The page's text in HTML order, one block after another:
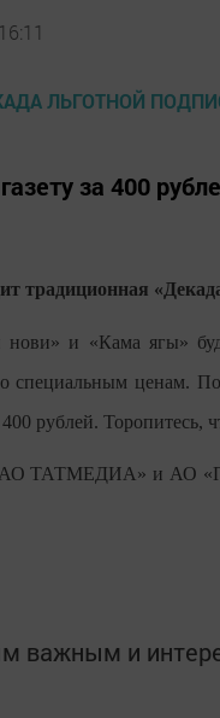
за 400
традиционная
и «Кама ягы»
специальным ценам.
400 рублей.
ТАТМЕДИА» и АО
важным и